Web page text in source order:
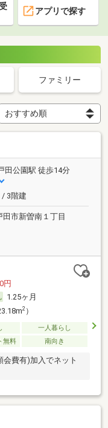
アプリで探す
ファミリー
田公園駅 徒歩14分
/ 3階建
田市新曽南１丁目
円
1.25ヶ月
2）
一人暮らし
無料 南向き
会費有)加入でネット